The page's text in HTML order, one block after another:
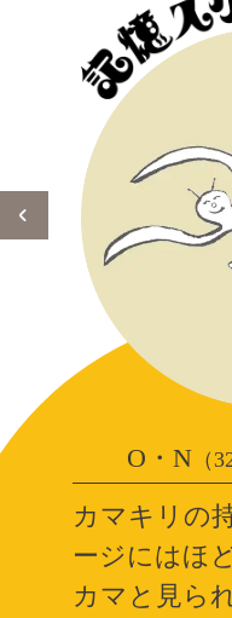
O・N （
カマキリの
ージにはほ
カマと見ら